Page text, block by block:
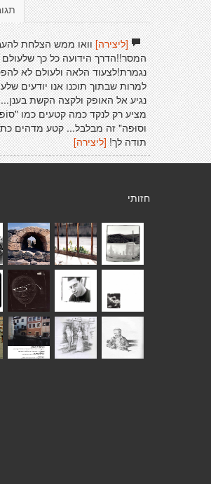
[ליצירה]וואו ממש הצלחת
המסר!!הדרך הידועה כל כך
נגמרת!לצעוד הלאה ולעולם לא
למרות שבתוך תוכנו אנו יודעים
נגיע אל האופק ולקצה הקשת בענן...
מציע רק לנקד כמה קטעים כמו
וסוּפה" זה מבלבל... קטע מדהים
תודה לך! [ליצירה]
חזותי